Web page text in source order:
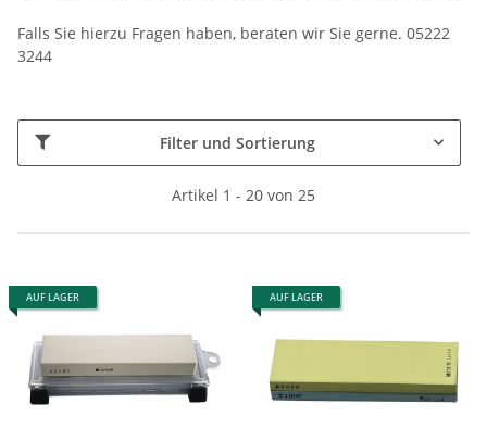
Falls Sie hierzu Fragen haben, beraten wir Sie gerne. 05222
3244
Filter und Sortierung
Artikel 1 - 20 von 25
AUF LAGER AUF LAGER